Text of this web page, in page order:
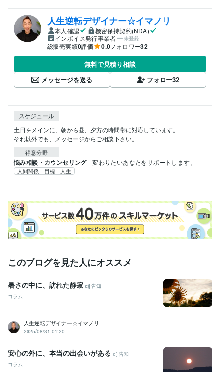
人生逆転デザイナー☆イマノリ
本人確認
機密保持契約(NDA)
インボイス発行事業者
未登録
総販売実績0評価 0.0フォロワー32
無料で見積り相談
メッセージを送る
フォロー32
スケジュール
土日をメインに、朝から昼、夕方の時間帯に対応しています。
それ以外でも、メッセージからご相談下さい。
得意分野
悩み相談・カウンセリング 変わりたいあなたをサポートします。
人間関係 目標 人生
このブログを見た人にオススメ
暑さの中に、訪れた静寂
告知
コラム
人生逆転デザイナー☆イマノリ
2025/08/31 04:20
安心の外に、本当の出会いがある
告知
コラム